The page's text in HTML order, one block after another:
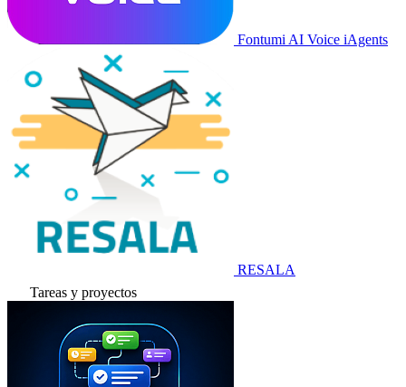
Fontumi AI Voice iAgents
RESALA
Tareas y proyectos